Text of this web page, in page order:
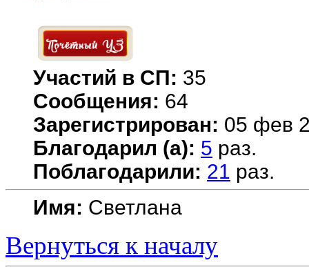
Участий в СП: 35
Сообщения: 64
Зарегистрирован: 05 фев
Благодарил (а): 5 раз.
Поблагодарили: 21 раз.
Имя: Светлана
Вернуться к началу